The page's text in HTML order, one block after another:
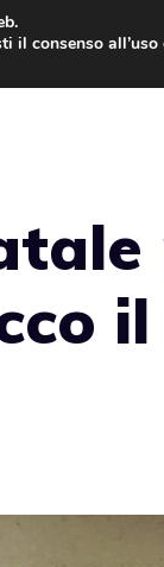
il consenso